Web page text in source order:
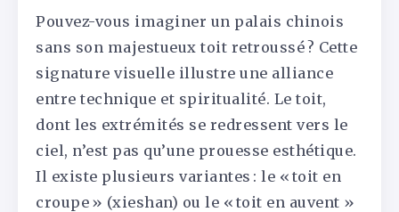
Pouvez-vous imaginer un palais chinois
sans son majestueux toit retroussé ? Cette
signature visuelle illustre une alliance
entre technique et spiritualité. Le toit,
dont les extrémités se redressent vers le
ciel, n’est pas qu’une prouesse esthétique.
Il existe plusieurs variantes : le « toit en
croupe » (xieshan) ou le « toit en auvent »